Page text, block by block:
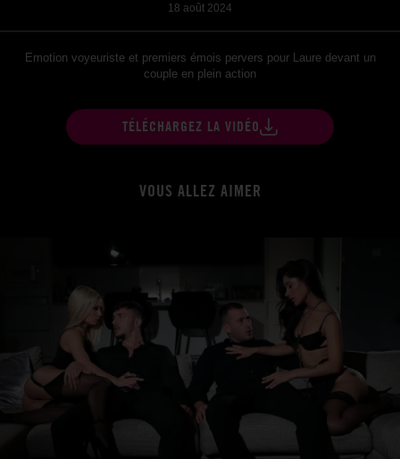
18 août 2024
Emotion voyeuriste et premiers émois pervers pour Laure devant un
couple en plein action
TÉLÉCHARGEZ LA VIDÉO
VOUS ALLEZ AIMER